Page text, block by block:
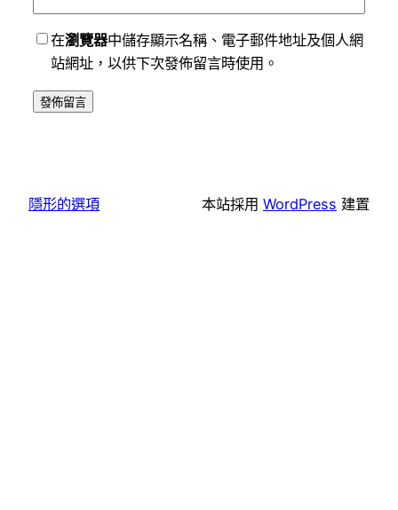
在瀏覽器中儲存顯示名稱、電子郵件地址及個人網
站網址，以供下次發佈留言時使用。
隱形的選項 本站採用 WordPress 建置